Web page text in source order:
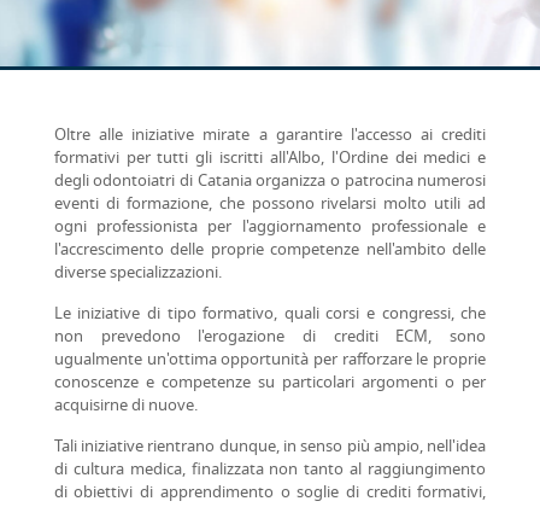
Oltre alle iniziative mirate a garantire l'accesso ai crediti
formativi per tutti gli iscritti all'Albo, l'Ordine dei medici e
degli odontoiatri di Catania organizza o patrocina numerosi
eventi di formazione, che possono rivelarsi molto utili ad
ogni professionista per l'aggiornamento professionale e
l'accrescimento delle proprie competenze nell'ambito delle
diverse specializzazioni.
Le iniziative di tipo formativo, quali corsi e congressi, che
non prevedono l'erogazione di crediti ECM, sono
ugualmente un'ottima opportunità per rafforzare le proprie
conoscenze e competenze su particolari argomenti o per
acquisirne di nuove.
Tali iniziative rientrano dunque, in senso più ampio, nell'idea
di cultura medica, finalizzata non tanto al raggiungimento
di obiettivi di apprendimento o soglie di crediti formativi,